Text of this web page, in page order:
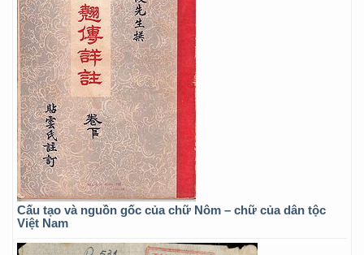
Cấu tạo và nguồn gốc của chữ Nôm – chữ của dân tộc
Việt Nam